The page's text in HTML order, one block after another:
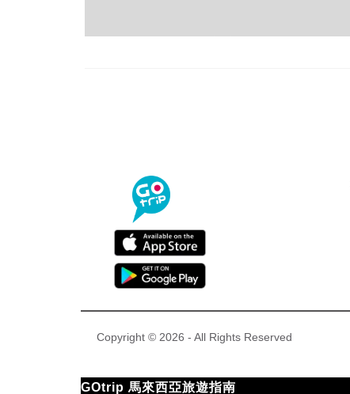
Copyright © 2026 - All Rights Reserved
GOtrip 馬來西亞旅遊指南